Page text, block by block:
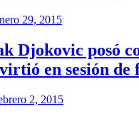
29, 2015
Djokovic posó
en sesión de
2, 2015